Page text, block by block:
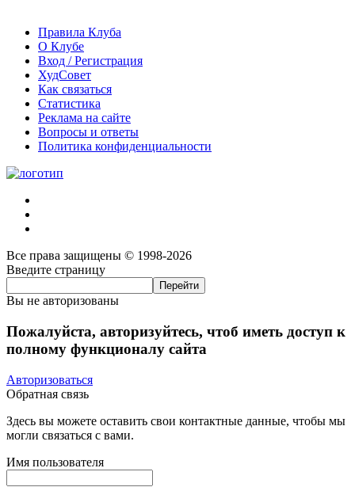
Правила Клуба
О Клубе
Вход / Регистрация
ХудСовет
Как связаться
Статистика
Реклама на сайте
Вопросы и ответы
Политика конфиденциальности
Все права защищены © 1998-2026
Введите страницу
Вы не авторизованы
Пожалуйста, авторизуйтесь, чтоб иметь доступ к
полному функционалу сайта
Авторизоваться
Обратная связь
Здесь вы можете оставить свои контактные данные, чтобы мы
могли связаться с вами.
Имя пользователя